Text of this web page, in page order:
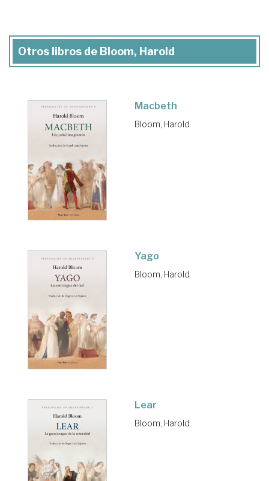
Otros libros de Bloom, Harold
Macbeth
Bloom, Harold
Yago
Bloom, Harold
Lear
Bloom, Harold